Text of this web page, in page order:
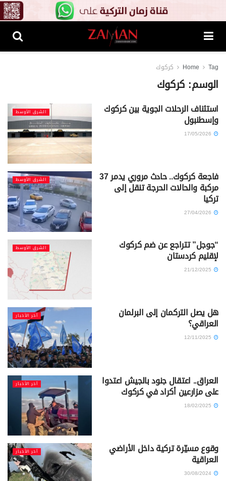
Home Tag كركوك
الوسم: كركوك
الشرق الأوسط استئناف الرحلات الجوية بين كركوك
وإسطنبول
الشرق الأوسط فاجعة كركوك.. حادث مروري يدمر 37
مركبة والحالات الحرجة تنقل إلى
تركيا
الشرق الأوسط “جوجل” تتراجع عن ضم كركوك
لإقليم كردستان
آخر الأخبار هل يصل التركمان إلى البرلمان
العراقي؟
آخر الأخبار العراق.. اعتقال جنود بالجيش اعتدوا
على مزارعين أكراد في كركوك
آخر الأخبار وقوع مسيّرة تركية داخل الأراضي
العراقية